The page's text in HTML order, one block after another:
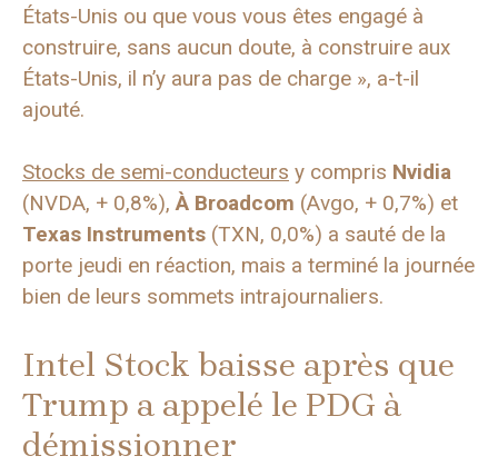
États-Unis ou que vous vous êtes engagé à
construire, sans aucun doute, à construire aux
États-Unis, il n’y aura pas de charge », a-t-il
ajouté.
Stocks de semi-conducteurs y compris Nvidia
(NVDA, + 0,8%),À Broadcom (Avgo, + 0,7%) et
Texas Instruments (TXN, 0,0%) a sauté de la
porte jeudi en réaction, mais a terminé la journée
bien de leurs sommets intrajournaliers.
Intel Stock baisse après que
Trump a appelé le PDG à
démissionner